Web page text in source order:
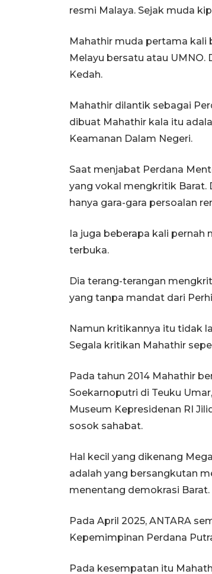
resmi Malaya. Sejak muda
Mahathir muda pertama kali
Melayu bersatu atau
Kedah.
Mahathir dilantik sebagai
dibuat Mahathir kala itu
Keamanan Dalam Negeri.
Saat menjabat Perdana
yang vokal mengkritik Barat.
hanya gara-gara persoalan
Ia juga beberapa kali pernah
terbuka.
Dia terang-terangan
yang tanpa mandat dari
Namun kritikannya itu tidak
Segala kritikan Mahathir
Pada tahun 2014 Mahathir
Soekarnoputri di Teuku
Museum Kepresidenan RI
sosok sahabat.
Hal kecil yang dikenang
adalah yang bersangkutan
menentang demokrasi Barat.
Pada April 2025, ANTARA
Kepemimpinan Perdana
Pada kesempatan itu